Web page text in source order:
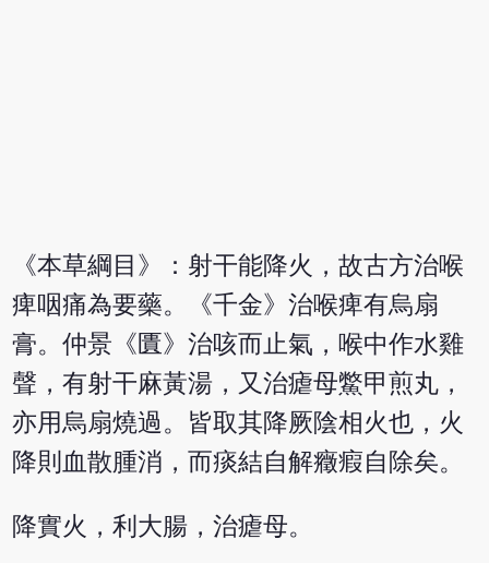
《本草綱目》：射干能降火，故古方治喉
痺咽痛為要藥。《千金》治喉痺有烏扇
膏。仲景《匱》治咳而止氣，喉中作水雞
聲，有射干麻黃湯，又治瘧母鱉甲煎丸，
亦用烏扇燒過。皆取其降厥陰相火也，火
降則血散腫消，而痰結自解癥瘕自除矣。
降實火，利大腸，治瘧母。